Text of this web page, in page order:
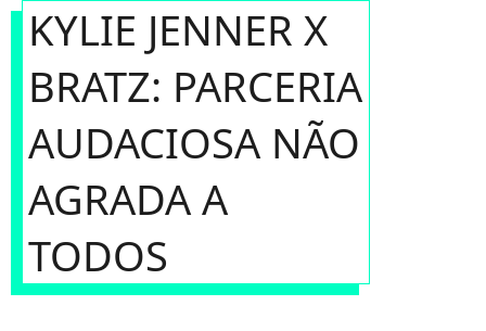
KYLIE JENNER X
BRATZ: PARCERIA
AUDACIOSA NÃO
AGRADA A
TODOS